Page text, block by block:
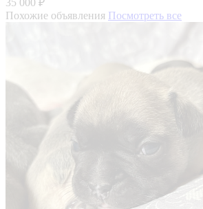
35 000 ₽
Похожие объявления Посмотреть все